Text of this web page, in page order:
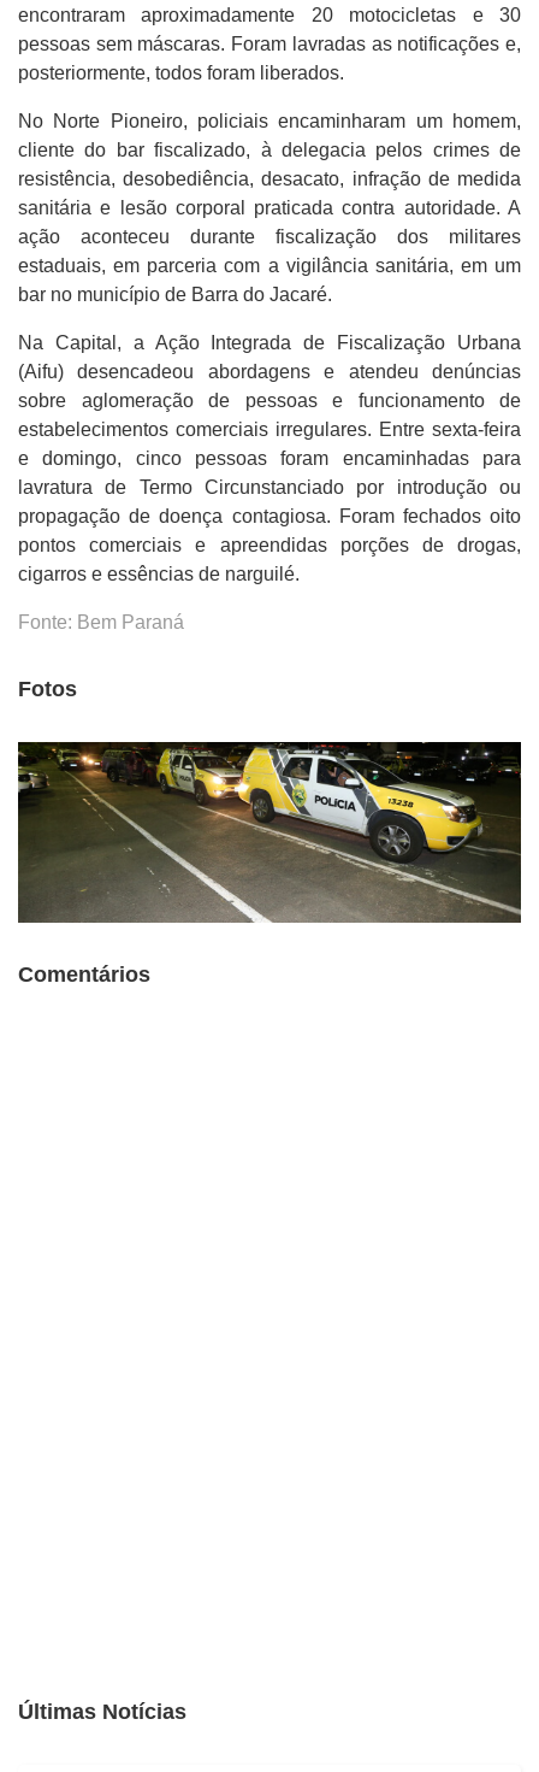
encontraram aproximadamente 20 motocicletas e 30
pessoas sem máscaras. Foram lavradas as notificações e,
posteriormente, todos foram liberados.
No Norte Pioneiro, policiais encaminharam um homem,
cliente do bar fiscalizado, à delegacia pelos crimes de
resistência, desobediência, desacato, infração de medida
sanitária e lesão corporal praticada contra autoridade. A
ação aconteceu durante fiscalização dos militares
estaduais, em parceria com a vigilância sanitária, em um
bar no município de Barra do Jacaré.
Na Capital, a Ação Integrada de Fiscalização Urbana
(Aifu) desencadeou abordagens e atendeu denúncias
sobre aglomeração de pessoas e funcionamento de
estabelecimentos comerciais irregulares. Entre sexta-feira
e domingo, cinco pessoas foram encaminhadas para
lavratura de Termo Circunstanciado por introdução ou
propagação de doença contagiosa. Foram fechados oito
pontos comerciais e apreendidas porções de drogas,
cigarros e essências de narguilé.
Fonte: Bem Paraná
Fotos
Comentários
Últimas Notícias